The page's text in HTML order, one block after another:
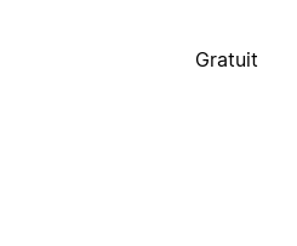
Gratuit